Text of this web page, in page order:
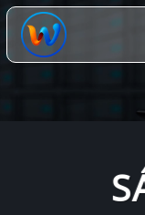
Chuyển
đến
dung